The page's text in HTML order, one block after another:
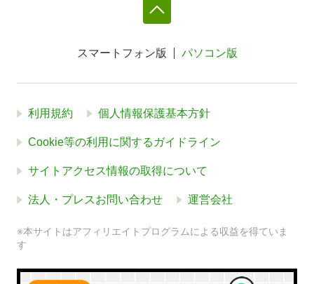
スマートフォン版 パソコン版
利用規約 個人情報保護基本方針
Cookie等の利用に関するガイドライン
サイトアクセス情報の取得について
法人・プレスお問い合わせ 運営会社
※本サイトはアフィリエイトプログラムによる収益を得ていま
す